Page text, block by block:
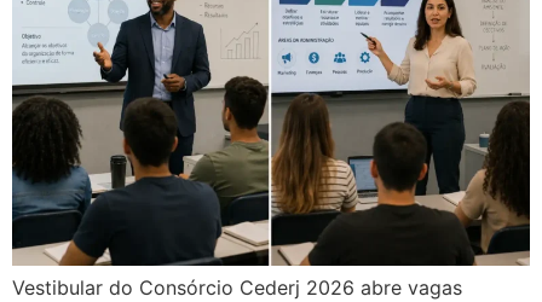
Vestibular do Consórcio Cederj 2026 abre vagas